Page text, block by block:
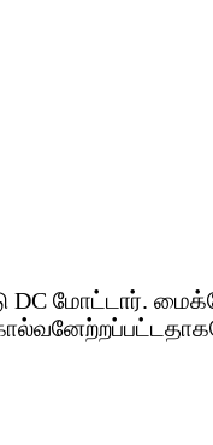
மோட்டார்.